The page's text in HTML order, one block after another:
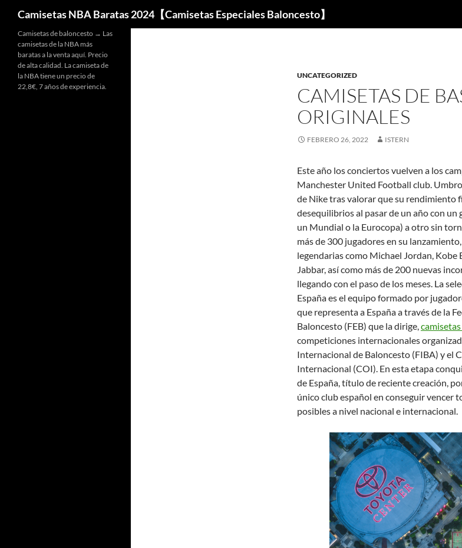
Camisetas NBA Baratas 2024【Camisetas Especiales Baloncesto】
UNCATEGORIZED
CAMISETAS DE
ORIGINALES
FEBRERO 26, 2022 ISTERN
Este año los conciertos vuelven a los
Manchester United Football club.
de Nike tras valorar que su rendimiento
desequilibrios al pasar de un año con
un Mundial o la Eurocopa) a otro sin
más de 300 jugadores en su
legendarias como Michael Jordan,
Jabbar, así como más de 200 nuevas
llegando con el paso de los meses. La
España es el equipo formado por
que representa a España a través de la
Baloncesto (FEB) que la dirige,
competiciones internacionales
Internacional de Baloncesto (FIBA) y el
Internacional (COI). En esta etapa
de España, título de reciente creación,
único club español en conseguir vencer
posibles a nivel nacional e internacional.
Camisetas de baloncesto → Las
camisetas de la NBA más
baratas a la venta aquí. Precio
de alta calidad. La camiseta de
la NBA tiene un precio de
22,8€, 7 años de experiencia.